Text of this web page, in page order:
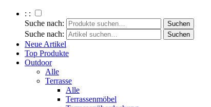
: :
Suche nach:
Suche nach:
Neue Artikel
Top Produkte
Outdoor
Alle
Terrasse
Alle
Terrassenmöbel